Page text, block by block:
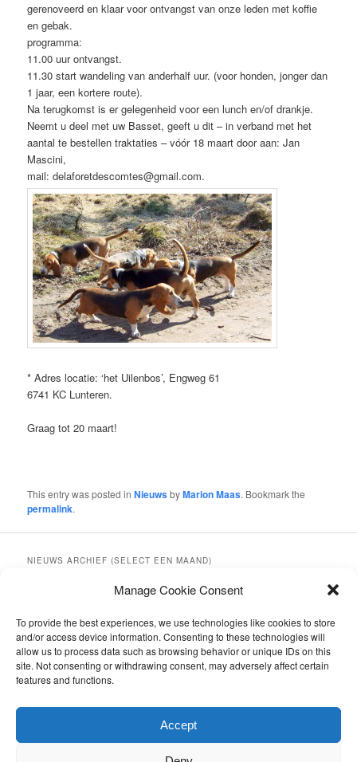
Manage Cookie Consent
To provide the best experiences, we use technologies like cookies to store
and/or access device information. Consenting to these technologies will
allow us to process data such as browsing behavior or unique IDs on this
site. Not consenting or withdrawing consent, may adversely affect certain
features and functions.
Accept
gerenoveerd en klaar voor ontvangst van onze leden met koffie
en gebak.
programma:
11.00 uur ontvangst.
11.30 start wandeling van anderhalf uur. (voor honden, jonger dan
1 jaar, een kortere route).
Na terugkomst is er gelegenheid voor een lunch en/of drankje.
Neemt u deel met uw Basset, geeft u dit – in verband met het
aantal te bestellen traktaties – vóór 18 maart door aan: Jan
Mascini,
mail: delaforetdescomtes@gmail.com.
* Adres locatie: ‘het Uilenbos’, Engweg 61
6741 KC Lunteren.
Graag tot 20 maart!
This entry was posted inNieuwsbyMarion Maas. Bookmark the
permalink.
NIEUWS ARCHIEF (SELECT EEN MAAND)
een
maand)
LAATSTE BERICHTEN
Jonge Hondendag 20 september 2026 in Soest
Pups verwacht
Zomerwandeling ‘Het Leesten’ 14 juni 2026
Voorjaarspret voor Baas en Basset in Voorthuizen
Voorjaarswandeling zondag 22 maart 2026 Wilbrinkbos